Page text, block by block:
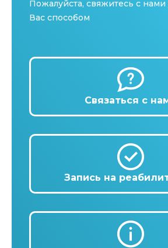
Пожалуйста, свяжитесь с
Вас способом
Связаться с
Запись на